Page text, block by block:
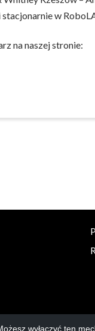
wyłączyć ten
w
na naszej stronie: